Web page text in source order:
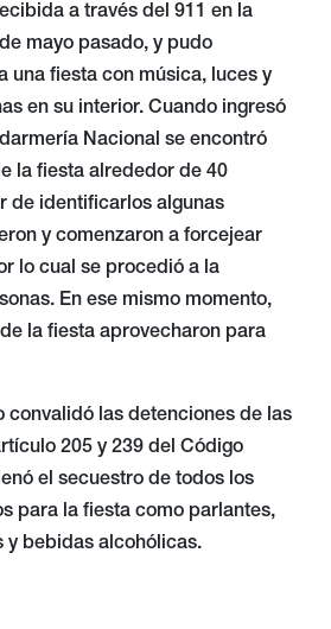
a través del 911 en la
mayo pasado, y pudo
una fiesta con música, luces y
en su interior. Cuando ingresó
Nacional se encontró
la fiesta alrededor de 40
de identificarlos algunas
y comenzaron a forcejear
lo cual se procedió a la
En ese mismo momento,
la fiesta aprovecharon para
convalidó las detenciones de las
205 y 239 del Código
el secuestro de todos los
para la fiesta como parlantes,
y bebidas alcohólicas.